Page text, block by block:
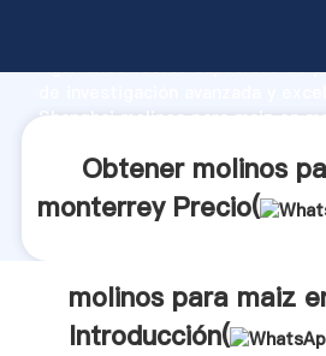
Agarrando fuerte capacidad de
Shanghai molinos para maiz en
Obtener molinos
monterrey Precio(
molinos para maiz
Introducción(